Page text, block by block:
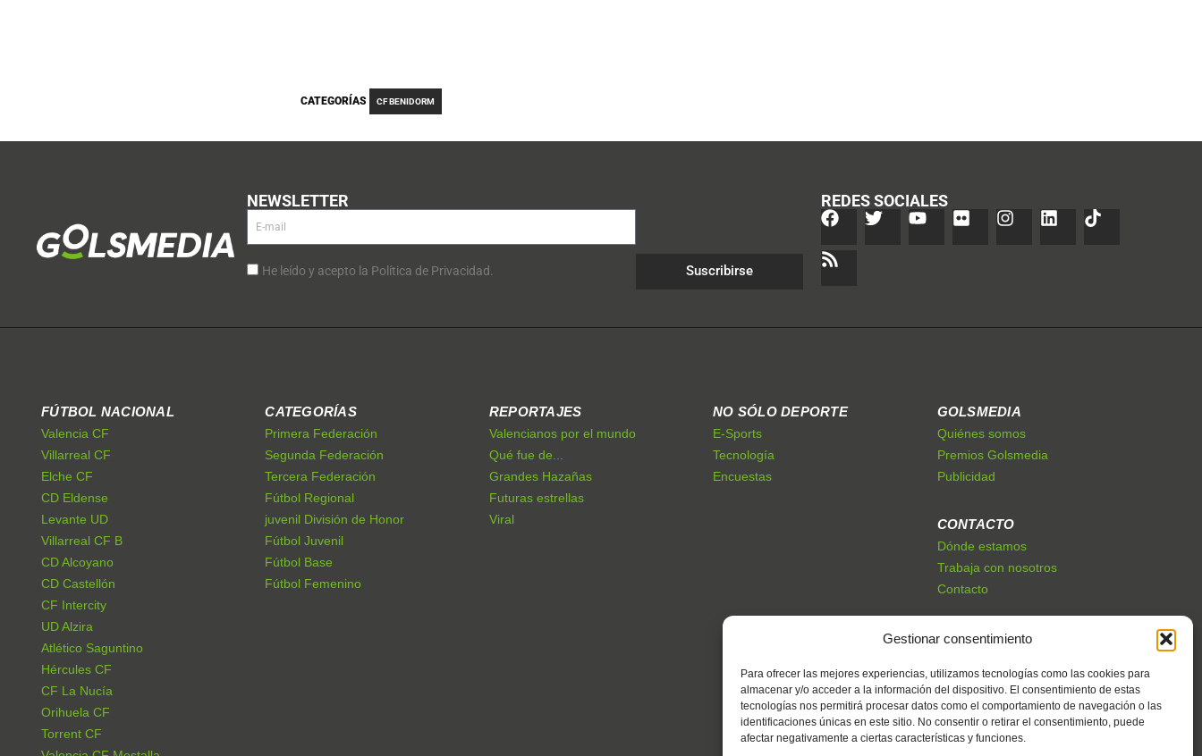
Gestionar consentimiento
Para ofrecer las mejores experiencias, utilizamos tecnologías como las cookies para
almacenar y/o acceder a la información del dispositivo. El consentimiento de estas
tecnologías nos permitirá procesar datos como el comportamiento de navegación o las
identificaciones únicas en este sitio. No consentir o retirar el consentimiento, puede
afectar negativamente a ciertas características y funciones.
CATEGORÍAS CF BENIDORM
NEWSLETTER
He leído y acepto la Política de Privacidad. Suscribirse
REDES SOCIALES
FÚTBOL NACIONAL
Valencia CF
Villarreal CF
Elche CF
CD Eldense
Levante UD
Villarreal CF B
CD Alcoyano
CD Castellón
CF Intercity
UD Alzira
Atlético Saguntino
Hércules CF
CF La Nucía
Orihuela CF
Torrent CF
CATEGORÍAS
Primera Federación
Segunda Federación
Tercera Federación
Fútbol Regional
juvenil División de Honor
Fútbol Juvenil
Fútbol Base
Fútbol Femenino
REPORTAJES
Valencianos por el mundo
Qué fue de...
Grandes Hazañas
Futuras estrellas
Viral
NO SÓLO DEPORTE
E-Sports
Tecnología
Encuestas
GOLSMEDIA
Quiénes somos
Premios Golsmedia
Publicidad
CONTACTO
Dónde estamos
Trabaja con nosotros
Contacto